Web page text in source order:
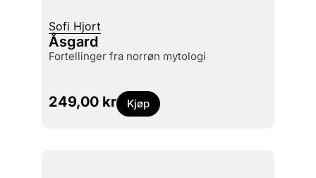
Sofi Hjort
Åsgard
fortellinger fra norrøn mytologi
249,00 kr Kjøp